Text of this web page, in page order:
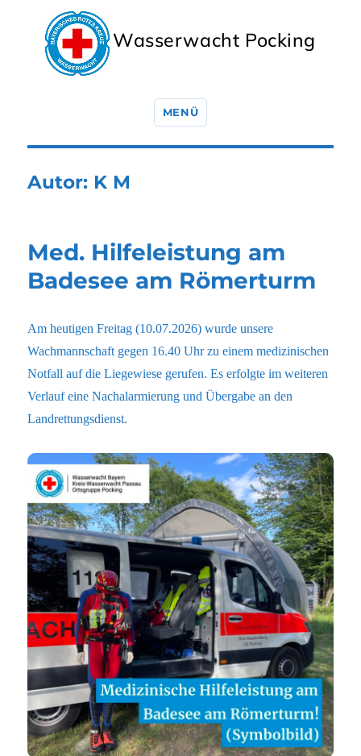
Wasserwacht Pocking
MENÜ
Autor: K M
Med. Hilfeleistung am
Badesee am Römerturm
Am heutigen Freitag (10.07.2026) wurde unsere
Wachmannschaft gegen 16.40 Uhr zu einem medizinischen
Notfall auf die Liegewiese gerufen. Es erfolgte im weiteren
Verlauf eine Nachalarmierung und Übergabe an den
Landrettungsdienst.